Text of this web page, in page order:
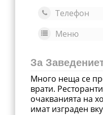
Телефон
Меню
За
Много неща се
врати.
очакванията на
имат изграден